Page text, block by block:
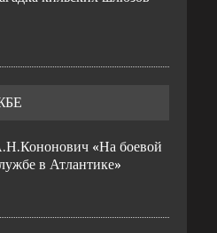
«На боевой
в Атлантике»